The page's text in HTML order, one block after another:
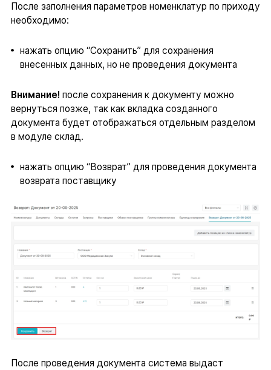
После заполнения параметров номенклатур по приходу
необходимо:
нажать опцию “Сохранить” для сохранения
внесенных данных, но не проведения документа
Внимание! после сохранения к документу можно
вернуться позже, так как вкладка созданного
документа будет отображаться отдельным разделом
в модуле склад.
нажать опцию “Возврат” для проведения документа
возврата поставщику
После проведения документа система выдаст